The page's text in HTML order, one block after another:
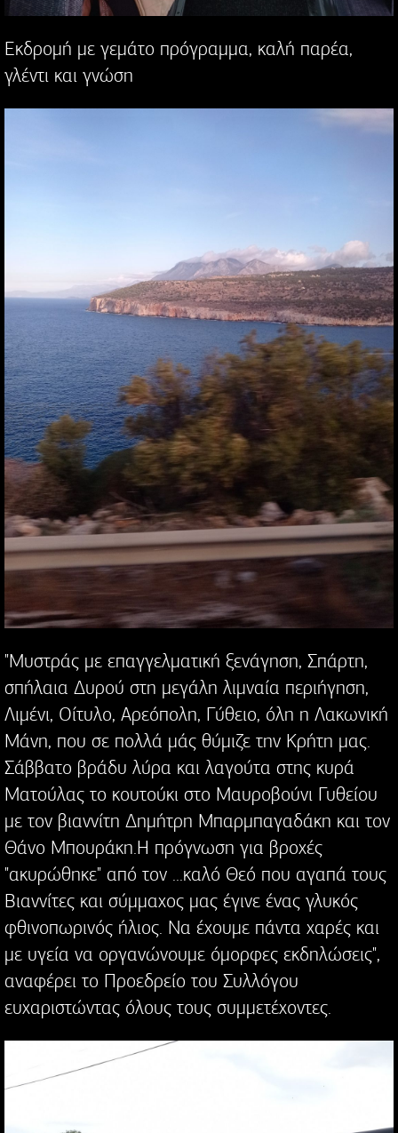
Εκδρομή με γεμάτο πρόγραμμα, καλή παρέα,
γλέντι και γνώση
"Μυστράς με επαγγελματική ξενάγηση, Σπάρτη,
σπήλαια Δυρού στη μεγάλη λιμναία περιήγηση,
Λιμένι, Οίτυλο, Αρεόπολη, Γύθειο, όλη η Λακωνική
Μάνη, που σε πολλά μάς θύμιζε την Κρήτη μας.
Σάββατο βράδυ λύρα και λαγούτα στης κυρά
Ματούλας το κουτούκι στο Μαυροβούνι Γυθείου
με τον βιαννίτη Δημήτρη Μπαρμπαγαδάκη και τον
Θάνο Μπουράκη.Η πρόγνωση για βροχές
"ακυρώθηκε" από τον ...καλό Θεό που αγαπά τους
Βιαννίτες και σύμμαχος μας έγινε ένας γλυκός
φθινοπωρινός ήλιος. Να έχουμε πάντα χαρές και
με υγεία να οργανώνουμε όμορφες εκδηλώσεις",
αναφέρει το Προεδρείο του Συλλόγου
ευχαριστώντας όλους τους συμμετέχοντες.